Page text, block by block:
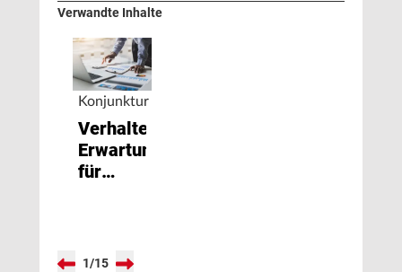
Verwandte Inhalte
Konjunktur
Verhaltene
Erwartungen
für
1/15